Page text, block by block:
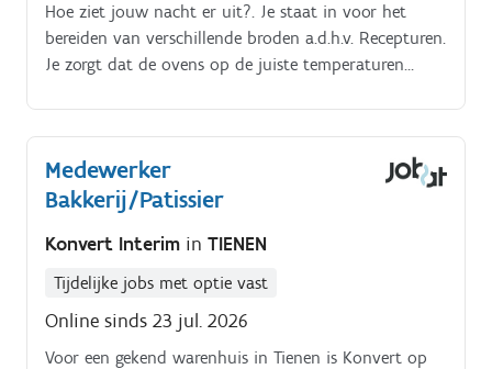
Hoe ziet jouw nacht er uit?. Je staat in voor het
bereiden van verschillende broden a.d.h.v. Recepturen.
Je zorgt dat de ovens op de juiste temperaturen
Medewerker
Bakkerij/Patissier
Konvert Interim in TIENEN
Tijdelijke jobs met optie vast
Online sinds 23 jul. 2026
Voor een gekend warenhuis in Tienen is Konvert op